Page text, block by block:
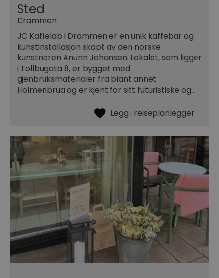
Sted
Drammen
JC Kaffelab i Drammen er en unik kaffebar og
kunstinstallasjon skapt av den norske
kunstneren Anunn Johansen. Lokalet, som ligger
i Tollbugata 8, er bygget med
gjenbruksmaterialer fra blant annet
Holmenbrua og er kjent for sitt futuristiske og…